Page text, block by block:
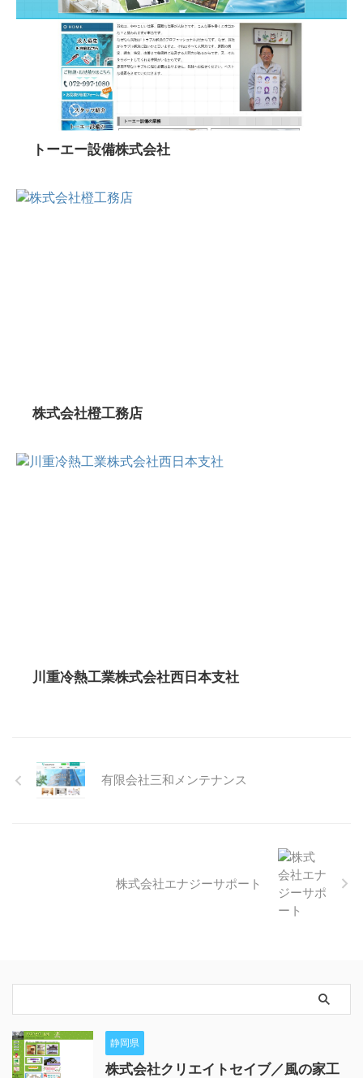
トーエー設備株式会社
株式会社橙工務店
川重冷熱工業株式会社西日本支社
有限会社三和メンテナンス
株式会社エナジーサポート
静岡県
株式会社クリエイトセイブ／風の家工